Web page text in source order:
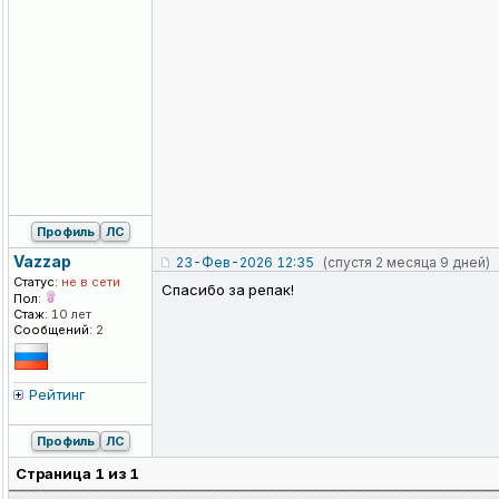
Профиль ЛС
Vazzap
Статус: не в сети
Пол:
Стаж: 10 лет
Сообщений: 2
Рейтинг
23-Фев-2026 12:35 (спустя 2 месяца 9 дней)
Спасибо за репак!
Профиль ЛС
Страница 1 из 1